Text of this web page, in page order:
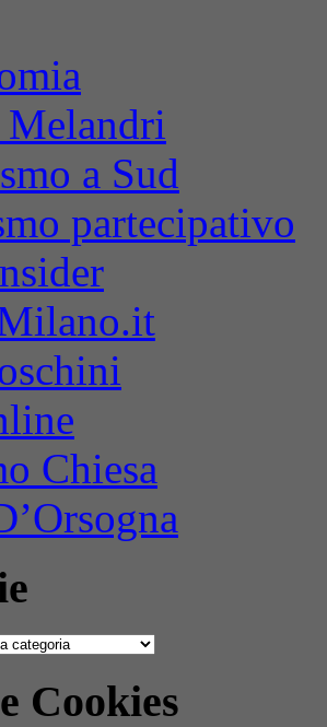
a Sud
partecipativo
Chiesa
Cookies